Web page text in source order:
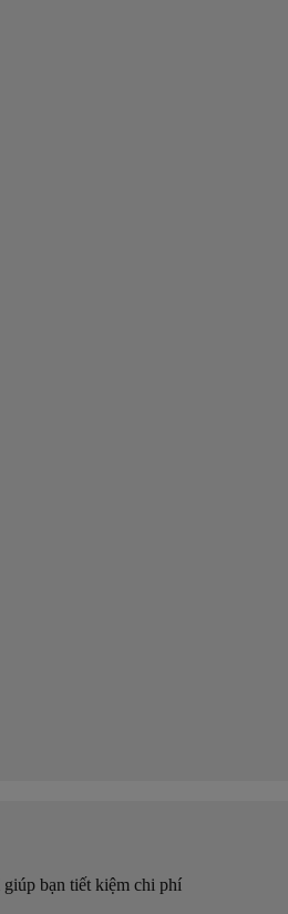
bạn tiết kiệm chi phí